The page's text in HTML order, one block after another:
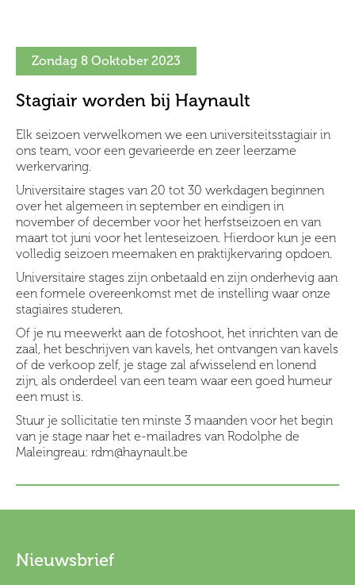
Zondag 8 Ooktober 2023
Stagiair worden bij Haynault
Elk seizoen verwelkomen we een universiteitsstagiair in
ons team, voor een gevarieerde en zeer leerzame
werkervaring.
Universitaire stages van 20 tot 30 werkdagen beginnen
over het algemeen in september en eindigen in
november of december voor het herfstseizoen en van
maart tot juni voor het lenteseizoen. Hierdoor kun je een
volledig seizoen meemaken en praktijkervaring opdoen.
Universitaire stages zijn onbetaald en zijn onderhevig aan
een formele overeenkomst met de instelling waar onze
stagiaires studeren.
Of je nu meewerkt aan de fotoshoot, het inrichten van de
zaal, het beschrijven van kavels, het ontvangen van kavels
of de verkoop zelf, je stage zal afwisselend en lonend
zijn, als onderdeel van een team waar een goed humeur
een must is.
Stuur je sollicitatie ten minste 3 maanden voor het begin
van je stage naar het e-mailadres van Rodolphe de
Maleingreau: rdm@haynault.be
Nieuwsbrief